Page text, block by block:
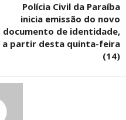
Polícia Civil da Paraíba
inicia emissão do novo
documento de identidade,
a partir desta quinta-feira
(14)